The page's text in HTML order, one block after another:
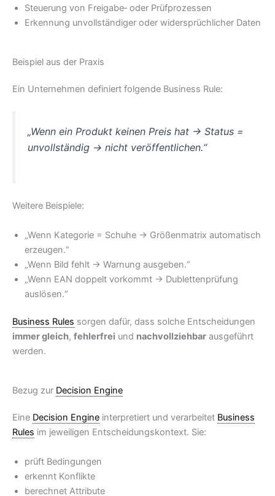
Steuerung von Freigabe‑ oder Prüfprozessen
Erkennung unvollständiger oder widersprüchlicher Daten
Beispiel aus der Praxis
Ein Unternehmen definiert folgende Business Rule:
„Wenn ein Produkt keinen Preis hat → Status =
unvollständig → nicht veröffentlichen.“
Weitere Beispiele:
„Wenn Kategorie = Schuhe → Größenmatrix automatisch
erzeugen.“
„Wenn Bild fehlt → Warnung ausgeben.“
„Wenn EAN doppelt vorkommt → Dublettenprüfung
auslösen.“
Business Rules sorgen dafür, dass solche Entscheidungen
immer gleich, fehlerfrei und nachvollziehbar ausgeführt
werden.
Bezug zur Decision Engine
Eine Decision Engine interpretiert und verarbeitet Business
Rules im jeweiligen Entscheidungskontext. Sie:
prüft Bedingungen
erkennt Konflikte
berechnet Attribute